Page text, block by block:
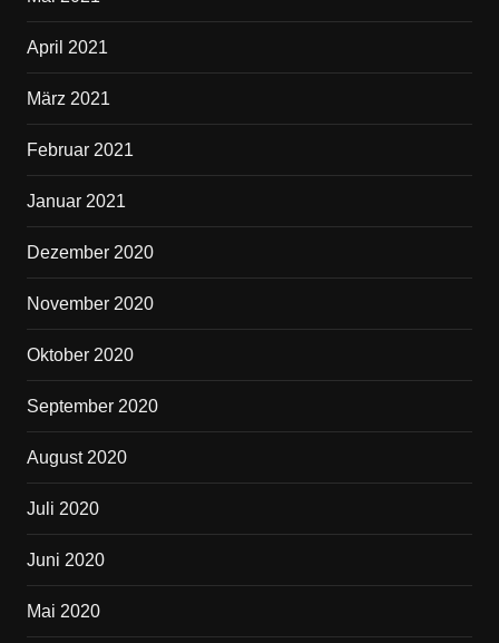
April 2021
März 2021
Februar 2021
Januar 2021
Dezember 2020
November 2020
Oktober 2020
September 2020
August 2020
Juli 2020
Juni 2020
Mai 2020